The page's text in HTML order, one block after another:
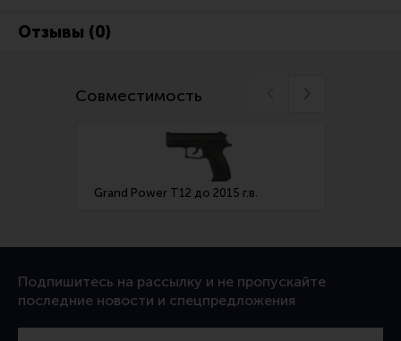
Прочее снаряжение
Оружейная химия
Шомполы и наборы для чистки
Ершики, вишеры, переходники
Релоадинг
Линия Огня Медиа
Отзывы (0)
Совместимость
Grand Power T12 до 2015 г.в.
Подпишитесь на рассылку и не пропускайте
последние новости и спецпредложения